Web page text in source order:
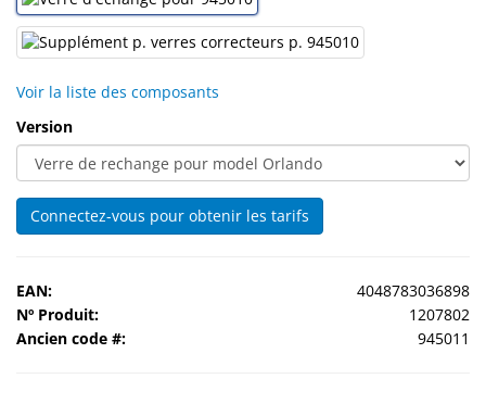
Atelier
Accessoires
Sport
&
Solaire
Milo
JustMILO
Voir la liste des composants
Version
Connectez-vous pour obtenir les tarifs
EAN:
4048783036898
Nº Produit:
1207802
Ancien code #:
945011